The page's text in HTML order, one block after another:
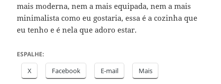
mais moderna, nem a mais equipada, nem a mais
minimalista como eu gostaria, essa é a cozinha que
eu tenho e é nela que adoro estar.
ESPALHE:
X Facebook E-mail Mais